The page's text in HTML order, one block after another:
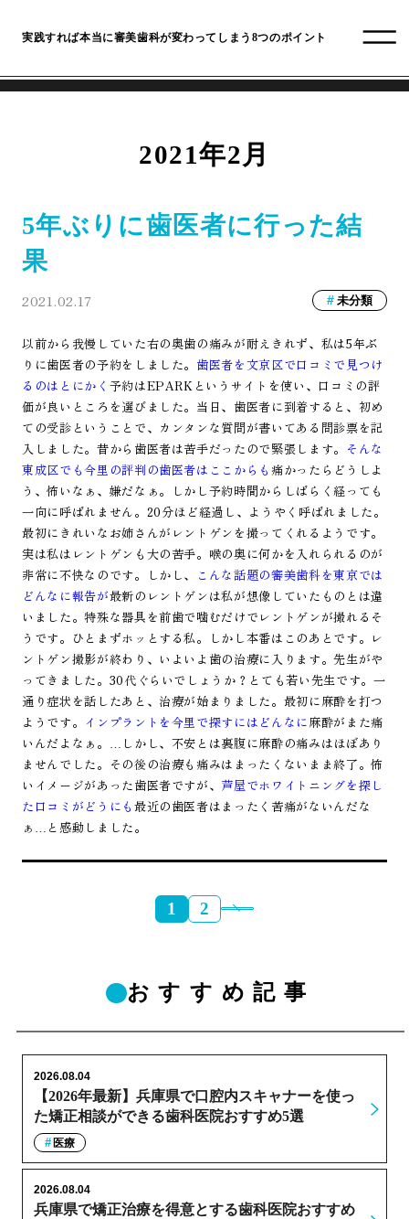
実践すれば本当に審美歯科が変わってしまう8つのポイント
2021年2月
5年ぶりに歯医者に行った結
果
2021.02.17 未分類
以前から我慢していた右の奥歯の痛みが耐えきれず、私は5年ぶ
りに歯医者の予約をしました。 歯医者を文京区で口コミで見つけ
るのはとにかく 予約はEPARKというサイトを使い、口コミの評
価が良いところを選びました。当日、歯医者に到着すると、初め
ての受診ということで、カンタンな質問が書いてある問診票を記
入しました。昔から歯医者は苦手だったので緊張します。 そんな
東成区でも今里の評判の歯医者はここからも 痛かったらどうしよ
う、怖いなぁ、嫌だなぁ。しかし予約時間からしばらく経っても
一向に呼ばれません。20分ほど経過し、ようやく呼ばれました。
最初にきれいなお姉さんがレントゲンを撮ってくれるようです。
実は私はレントゲンも大の苦手。喉の奥に何かを入れられるのが
非常に不快なのです。しかし、
こんな話題の審美歯科を東京では
どんなに報告が最新のレントゲンは私が想像していたものとは違
いました。特殊な器具を前歯で噛むだけでレントゲンが撮れるそ
うです。ひとまずホッとする私。しかし本番はこのあとです。レ
ントゲン撮影が終わり、いよいよ歯の治療に入ります。先生がや
ってきました。30代ぐらいでしょうか？とても若い先生です。一
通り症状を話したあと、治療が始まりました。最初に麻酔を打つ
ようです。 インプラントを今里で探すにはどんなに麻酔がまた痛
いんだよなぁ。…しかし、不安とは裏腹に麻酔の痛みはほぼあり
ませんでした。その後の治療も痛みはまったくないまま終了。怖
いイメージがあった歯医者ですが、 芦屋でホワイトニングを探し
た口コミがどうにも 最近の歯医者はまったく苦痛がないんだな
ぁ…と感動しました。
1 2
おすすめ記事
【2026年最新】兵庫県で口腔内スキャナーを使っ
た矯正相談ができる歯科医院おすすめ5選
2026.08.04
医療
兵庫県で矯正治療を得意とする歯科医院おすすめ
2026.08.04